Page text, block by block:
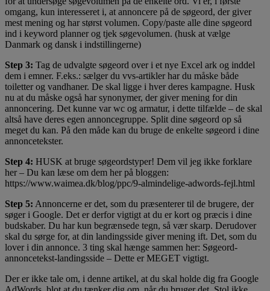
omgang, kun interesseret i, at annoncere på de søgeord, der giver
mest mening og har størst volumen. Copy/paste alle dine søgeord
ind i keyword planner og tjek søgevolumen. (husk at vælge
Danmark og dansk i indstillingerne)
Step 3: Tag de udvalgte søgeord over i et nye Excel ark og inddel
dem i emner. F.eks.: sælger du vvs-artikler har du måske både
toiletter og vandhaner. De skal ligge i hver deres kampagne. Husk
nu at du måske også har synonymer, der giver mening for din
annoncering. Det kunne var wc og armatur, i dette tilfælde – de skal
altså have deres egen annoncegruppe. Split dine søgeord op så
meget du kan. På den måde kan du bruge de enkelte søgeord i dine
annoncetekster.
Step 4: HUSK at bruge søgeordstyper! Dem vil jeg ikke forklare
her – Du kan læse om dem her på bloggen:
https://www.waimea.dk/blog/ppc/9-almindelige-adwords-fejl.html
Step 5: Annoncerne er det, som du præsenterer til de brugere, der
søger i Google. Det er derfor vigtigt at du er kort og præcis i dine
budskaber. Du har kun begrænsede tegn, så vær skarp. Derudover
skal du sørge for, at din landingsside giver mening ift. Det, som du
lover i din annonce. 3 ting skal hænge sammen her: Søgeord-
annoncetekst-landingsside – Dette er MEGET vigtigt.
Der er ikke tale om, i denne artikel, at du skal holde dig fra Google